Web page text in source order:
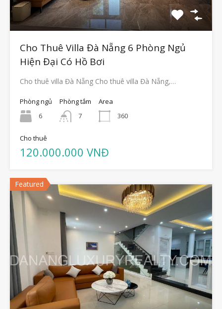
Cho Thuê Villa Đà Nẵng 6 Phòng Ngủ
Hiện Đại Có Hồ Bơi
Cho thuê villa Đà Nẵng Cho thuê villa Đà Nẵng,…
Phòng ngủ
6
Phòng tắm
7
Area
360
Cho thuê
120.000.000 VNĐ
Featured